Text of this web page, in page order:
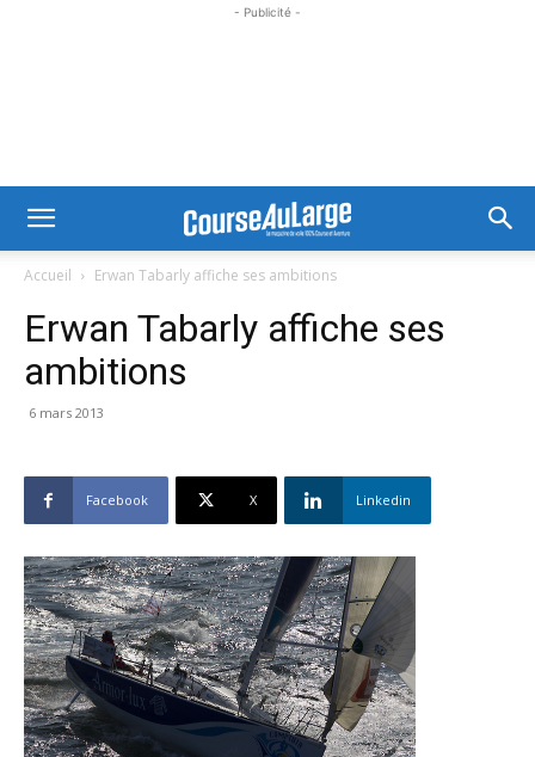
- Publicité -
Accueil Erwan Tabarly affiche ses ambitions
Erwan Tabarly affiche ses
ambitions
6 mars 2013
Facebook X Linkedin